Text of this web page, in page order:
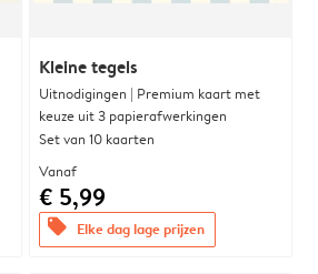
Kleine tegels
Uitnodigingen | Premium kaart met
keuze uit 3 papierafwerkingen
Set van 10 kaarten
Vanaf
€ 5,99
offers Elke dag lage prijzen